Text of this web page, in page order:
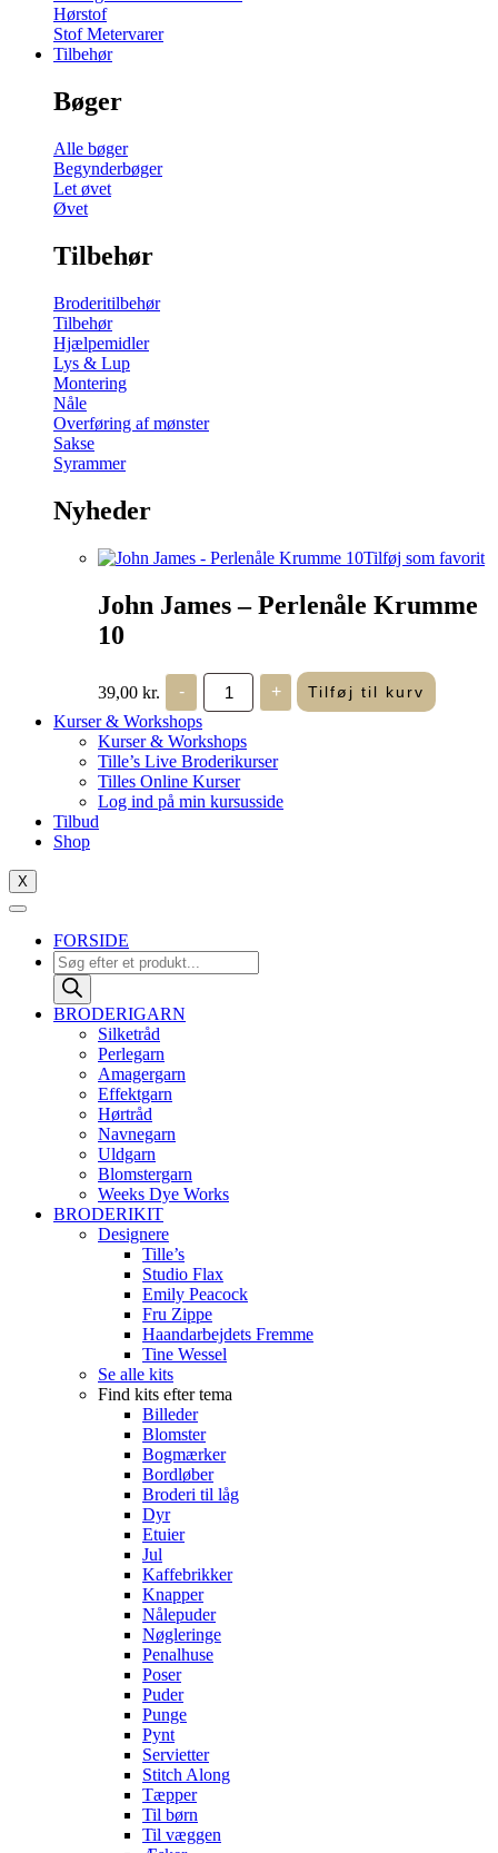
Hørstof
Stof Metervarer
Tilbehør
Bøger
Alle bøger
Begynderbøger
Let øvet
Øvet
Tilbehør
Broderitilbehør
Tilbehør
Hjælpemidler
Lys & Lup
Montering
Nåle
Overføring af mønster
Sakse
Syrammer
Nyheder
Tilføj som favorit
John James – Perlenåle Krumme
10
39,00 kr. -
John
James
-
Perlenåle
Krumme
10
antal
+ Tilføj til kurv
Kurser & Workshops
Kurser & Workshops
Tille’s Live Broderikurser
Tilles Online Kurser
Log ind på min kursusside
Tilbud
Shop
X
FORSIDE
Products
search
BRODERIGARN
Silketråd
Perlegarn
Amagergarn
Effektgarn
Hørtråd
Navnegarn
Uldgarn
Blomstergarn
Weeks Dye Works
BRODERIKIT
Designere
Tille’s
Studio Flax
Emily Peacock
Fru Zippe
Haandarbejdets Fremme
Tine Wessel
Se alle kits
Find kits efter tema
Billeder
Blomster
Bogmærker
Bordløber
Broderi til låg
Dyr
Etuier
Jul
Kaffebrikker
Knapper
Nålepuder
Nøgleringe
Penalhuse
Poser
Puder
Punge
Pynt
Servietter
Stitch Along
Tæpper
Til børn
Til væggen